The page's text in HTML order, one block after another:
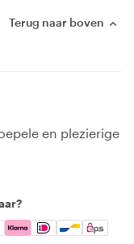
Terug naar boven
en plezierige
Pay, Google